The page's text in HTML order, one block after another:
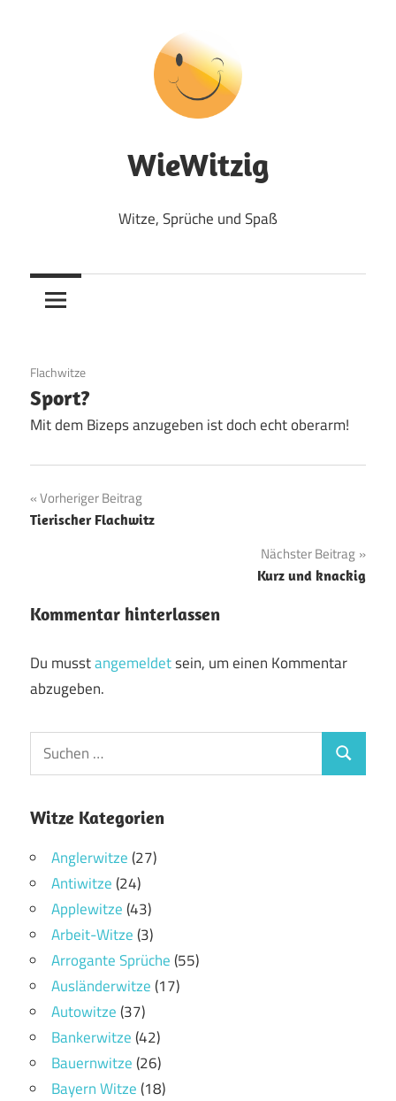
WieWitzig
Witze, Sprüche und Spaß
19. Juni 2020
Flachwitze
Sport?
Mit dem Bizeps anzugeben ist doch echt oberarm!
Beitragsnavigation
Vorheriger Beitrag
Tierischer Flachwitz
Nächster Beitrag
Kurz und knackig
Kommentar hinterlassen
Du musstangemeldetsein, um einen Kommentar
abzugeben.
Witze Kategorien
Anglerwitze(27)
Antiwitze(24)
Applewitze(43)
Arbeit-Witze(3)
Arrogante Sprüche(55)
Ausländerwitze(17)
Autowitze(37)
Bankerwitze(42)
Bauernwitze(26)
Bayern Witze(18)